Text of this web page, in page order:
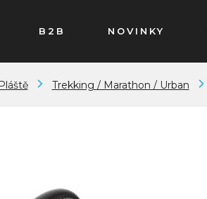
B2B NOVINKY
Pláště Trekking / Marathon / Urban